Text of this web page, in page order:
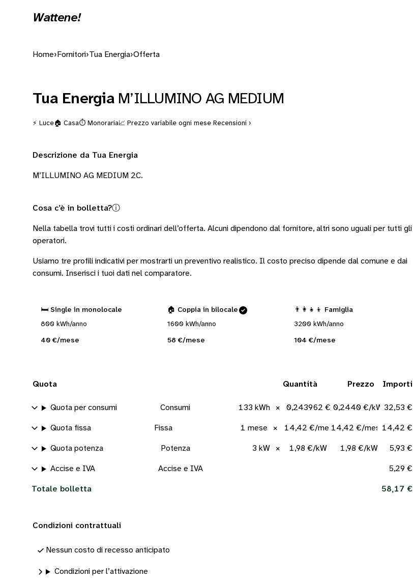
Wattene!
Home› Fornitori›Tua Energia›Offerta
Tua Energia M’ILLUMINO AG MEDIUM
⚡ Luce🏠 Casa⏱️ Monoraria📈 Prezzo variabile ogni mese Recensioni ›
Descrizione da Tua Energia
M’ILLUMINO AG MEDIUM 2C.
Cosa c’è in bolletta?ⓘ
Nella tabella trovi tutti i costi ordinari dell’offerta. Alcuni dipendono dal fornitore, altri sono uguali per tutti gli
operatori.
Usiamo tre profili indicativi per mostrarti un preventivo realistico. Il costo preciso dipende dal comune e dai
consumi. Inserisci i tuoi dati nel comparatore.
🛏️ Single in monolocale
800 kWh/anno
40 €/mese
🏠 Coppia in bilocale
1600 kWh/anno
58 €/mese
👨‍👩‍👧‍👦 Famiglia
3200 kWh/anno
104 €/mese
Quota Quantità Prezzo Importi
Quota per consumi Consumi 133 kWh × 0,243962 €/kWh0,2440 €/kWh32,53 €
Quota fissa Fissa 1 mese × 14,42 €/mese14,42 €/mese14,42 €
Quota potenza Potenza 3 kW × 1,98 €/kW 1,98 €/kW 5,93 €
Accise e IVA Accise e IVA 5,29 €
Totale bolletta 58,17 €
Condizioni contrattuali
Nessun costo di recesso anticipato
Condizioni per l’attivazione